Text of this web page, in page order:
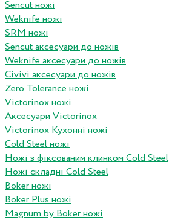
Sencut ножі
Weknife ножі
SRM ножі
Sencut аксесуари до ножів
Weknife аксесуари до ножів
Civivi аксесуари до ножів
Zero Tolerance ножі
Victorinox ножі
Аксесуари Victorinox
Victorinox Кухонні ножі
Cold Steel ножі
Ножі з фіксованим клинком Cold Steel
Ножі складні Cold Steel
Boker ножі
Boker Plus ножі
Magnum by Boker ножі